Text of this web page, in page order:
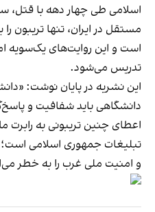
اسلامی طی چهار دهه با قتل،
مستقل در ایران، تنها تریبون
است و این روایت‌های یک‌سویه
تدریس می‌شود.
این نشریه در پایان نوشت:
دانشگاهی باید شفافیت و
اعطای چنین تریبونی به رابرت
تبلیغات جمهوری اسلامی است؛
و امنیت ملی غرب را به خطر